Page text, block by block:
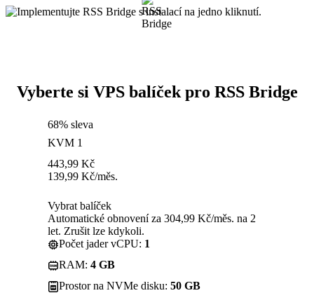
Vyberte si VPS balíček pro RSS Bridge
68% sleva
KVM 1
443,99 Kč
139,99 Kč/měs.
Vybrat balíček
Automatické obnovení za 304,99 Kč/měs. na 2
let. Zrušit lze kdykoli.
Počet jader vCPU: 1
RAM: 4 GB
Prostor na NVMe disku: 50 GB